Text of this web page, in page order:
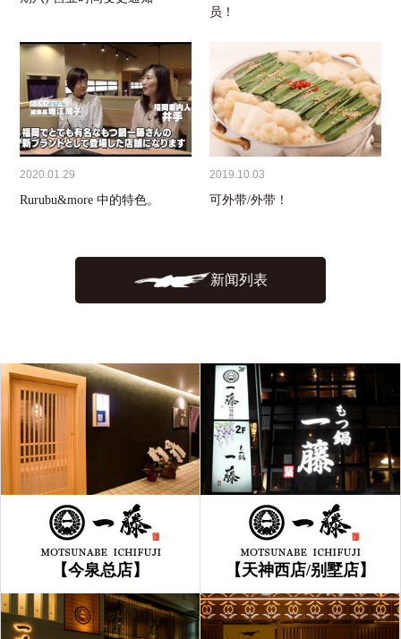
员！
2020.01.29
Rurubu&more 中的特色。
2019.10.03
可外带/外带！
新闻列表
【今泉总店】 【天神西店/别墅店】